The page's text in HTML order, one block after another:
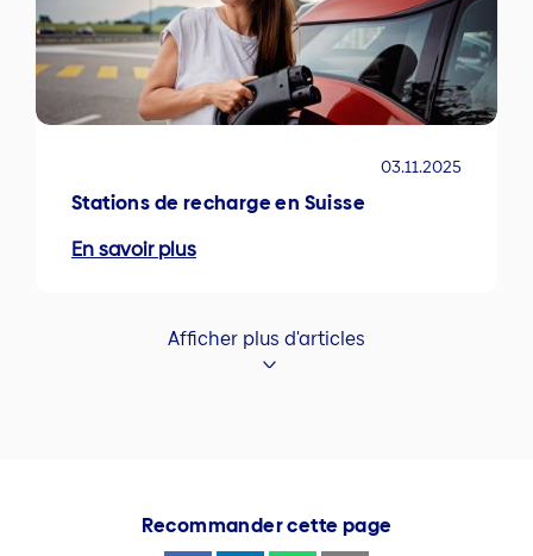
03.11.2025
Stations de recharge en Suisse
En savoir plus
Afficher plus d'articles
Recommander cette page